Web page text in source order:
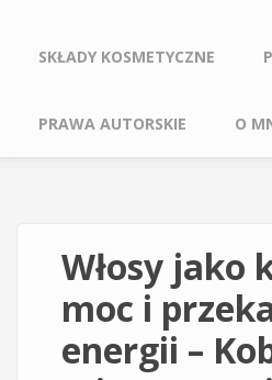
SKŁADY KOSMETYCZNE
PRAWA AUTORSKIE O
Włosy jako
moc i
energii –